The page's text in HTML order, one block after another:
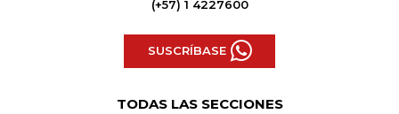
(+57) 1 4227600
SUSCRÍBASE
TODAS LAS SECCIONES